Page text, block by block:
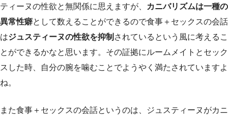
ティーヌの性欲と無関係に思えますが、
カニバリズムは一種の
異常性癖として数えることができるので食事＋セックスの会話
はジュスティーヌの性欲を抑制 されているという風に考えるこ
とができるかなと思います。その証拠にルームメイトとセック
スした時、自分の腕を噛むことでようやく満たされていますよ
ね。
また食事＋セックスの会話というのは、ジュスティーヌがカニ